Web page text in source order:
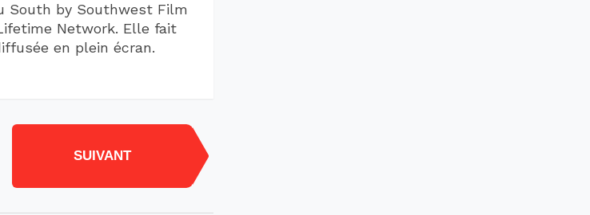
South by Southwest Film
Network. Elle fait
en plein écran.
SUIVANT